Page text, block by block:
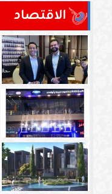
الاقتصاد